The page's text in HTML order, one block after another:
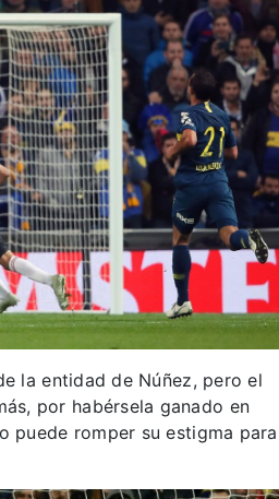
la entidad de Núñez, pero el
por habérsela ganado en
puede romper su estigma para